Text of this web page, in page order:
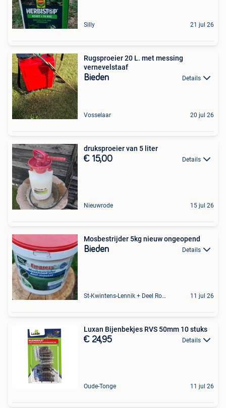
Silly 21 jul 26
Rugsproeier 20 L. met messing
vernevelstaaf
Bieden Details
Vosselaar 20 jul 26
druksproeier van 5 liter
€ 15,00 Details
Nieuwrode 15 jul 26
Mosbestrijder 5kg nieuw ongeopend
Bieden Details
St-Kwintens-Lennik + Deel Roosdaal 11 jul 26
Luxan Bijenbekjes RVS 50mm 10 stuks
€ 24,95 Details
Oude-Tonge 11 jul 26